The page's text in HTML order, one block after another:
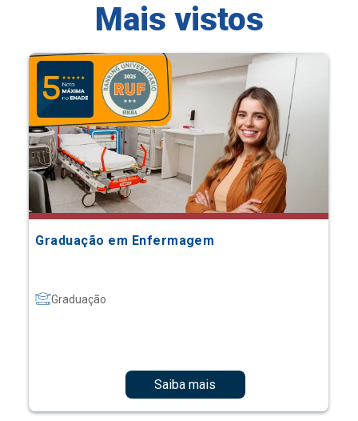
Mais vistos
Graduação em Enfermagem
Graduação
Saiba mais